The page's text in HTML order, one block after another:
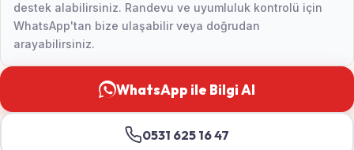
destek alabilirsiniz. Randevu ve uyumluluk kontrolü için
WhatsApp'tan bize ulaşabilir veya doğrudan
arayabilirsiniz.
WhatsApp ile Bilgi Al
0531 625 16 47